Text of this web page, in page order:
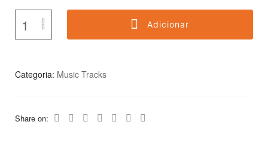
Adicionar
Categoria: Music Tracks
Share on: